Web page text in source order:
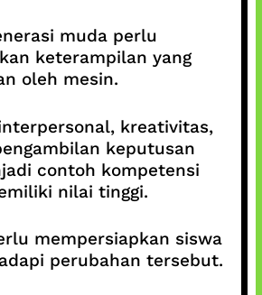
muda perlu
keterampilan yang
oleh mesin.
kreativitas,
keputusan
contoh kompetensi
nilai tinggi.
mempersiapkan siswa
perubahan tersebut.